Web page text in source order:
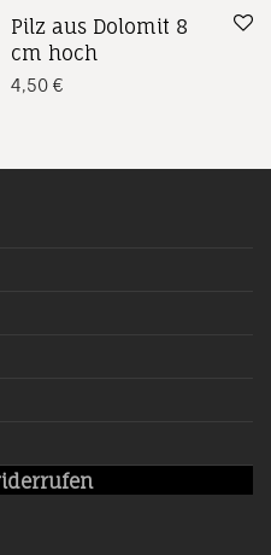
59,00 €
ist: 39,00 €.
Pilz aus Dolomit 8
cm hoch
4,50 €